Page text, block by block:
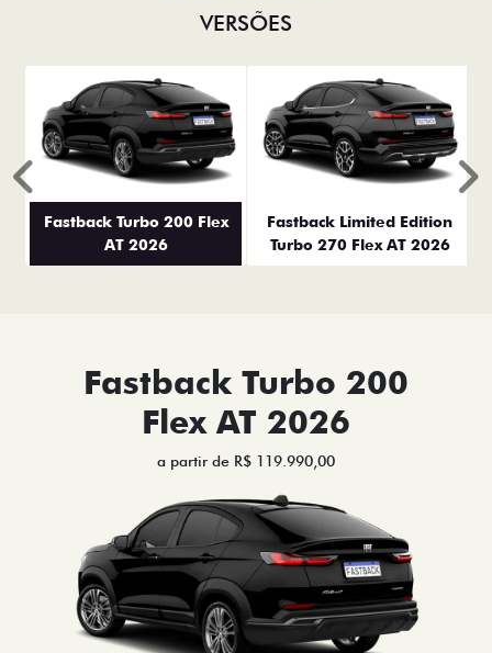
VERSÕES
Fastback Turbo 200 Flex
AT 2026
Fastback Limited Edition
Turbo 270 Flex AT 2026
Anterior
Fastback Turbo 200
Flex AT 2026
a partir de R$ 119.990,00